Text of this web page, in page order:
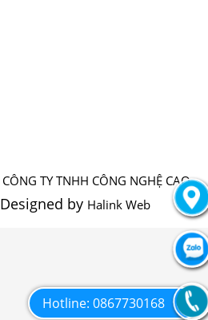
CÔNG TY TNHH CÔNG NGHỆ CAO
Designed by Halink Web
Hotline: 0867730168